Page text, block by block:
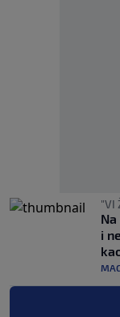
"VI
i